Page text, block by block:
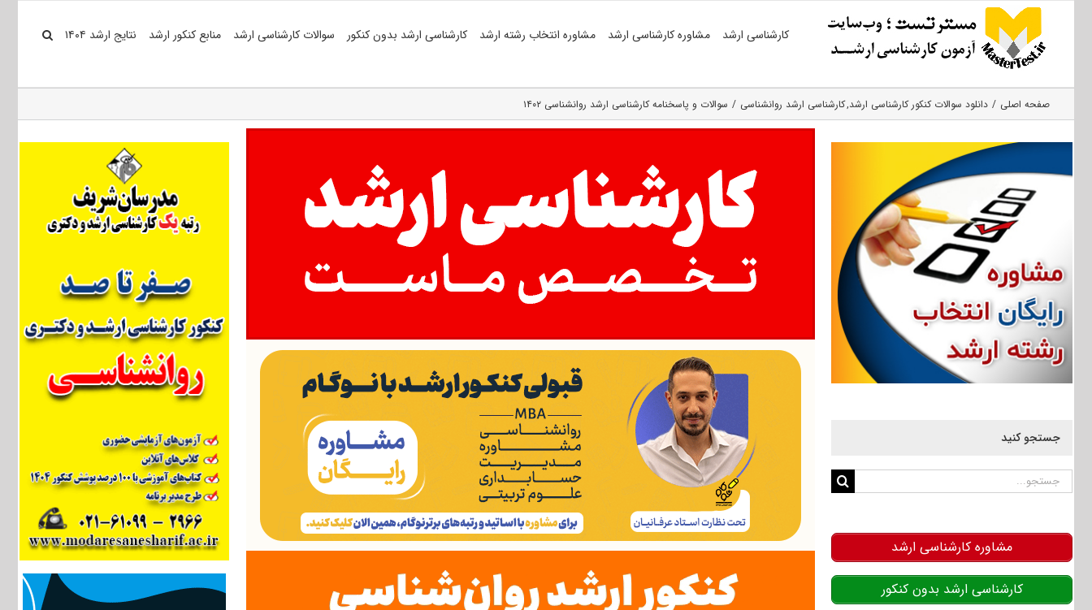
کارشناسی ارشد مشاوره کارشناسی ارشد مشاوره انتخاب رشته ارشد کارشناسی ارشد بدون کنکور سوالات کارشناسی ارشد منابع کنکور ارشد نتایج ارشد ۱۴۰۴
صفحه اصلی دانلود سوالات کنکور کارشناسی ارشد کارشناسی ارشد روانشناسی سوالات و پاسخنامه کارشناسی ارشد روانشناسی ۱۴۰۲
جستجو کنید
جستجو
مشاوره کارشناسی ارشد
کارشناسی ارشد بدون کنکور